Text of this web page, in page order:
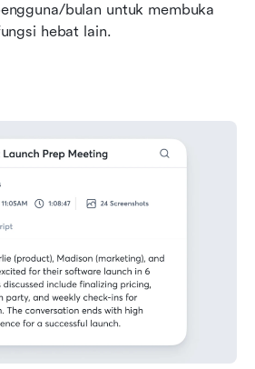
bulan untuk membuka
hebat lain.